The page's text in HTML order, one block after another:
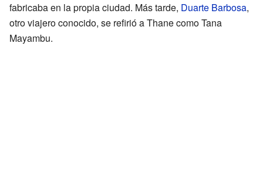
fabricaba en la propia ciudad. Más tarde, Duarte Barbosa,
otro viajero conocido, se refirió a Thane como Tana
Mayambu.